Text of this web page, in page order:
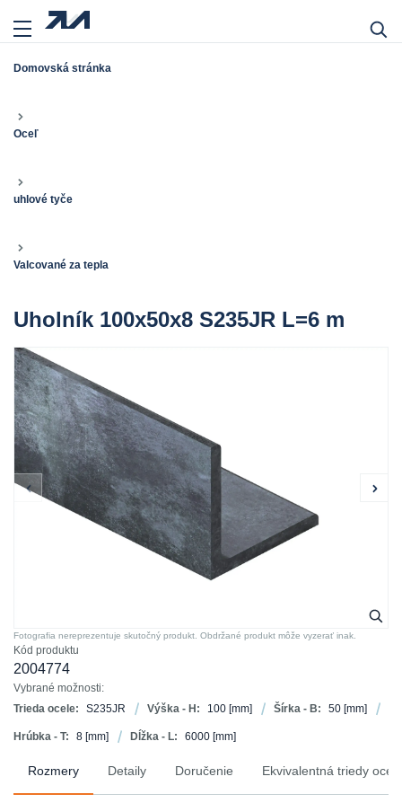
Domovská stránka
Oceľ
uhlové tyče
Valcované za tepla
Uholník 100x50x8 S235JR L=6 m
Kód produktu
2004774
Vybrané možnosti:
Trieda ocele:
S235JR Výška - H: 100 [mm] Šírka - B: 50 [mm]
Hrúbka - T: 8 [mm] Dĺžka - L: 6000 [mm]
Fotografia nereprezentuje skutočný produkt. Obdržané produkt môže vyzerať inak.
Rozmery Detaily Doručenie Ekvivalentná triedy ocele